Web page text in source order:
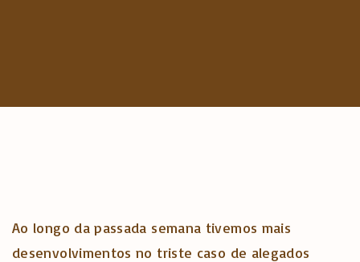
Ao longo da passada semana tivemos mais
desenvolvimentos no triste caso de alegados